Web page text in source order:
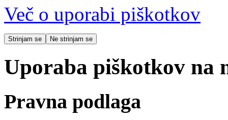
Več o uporabi piškotkov
Strinjam se Ne strinjam se
Uporaba piškotkov na
Pravna podlaga